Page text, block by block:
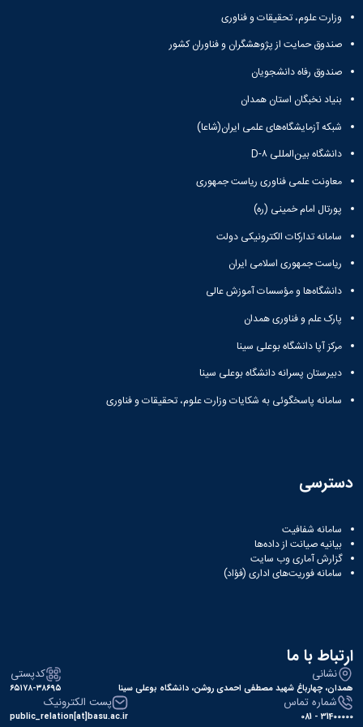
پژوهشی
معاونت
تحصیلات
تکمیلی
منتخب
هیات
ممیزی
کمیته
ترفیع
شورای
فرهنگی
آئین
نامه
ها
سمینارها
پایان
نامه
ها
آیین‌نامه‌های
معاونت
آموزشی
گروه
گروه
کامپیوتر
نشریات
پژوهش
مهندسی
صنایع
سیستم
تولید
Journal
of
Analysis
دفتر
کارآموزی
مرتبط
بنیاد
ملی
دانش
بنیان
نامه ها
فرآیندها
آئین
پژوهشی
فرم
های
پژوهشی
مهندسی
مکانیک
مهندسی
کامپیوتر
وزارت علوم، تحقیقات و فناوری
صندوق حمایت از پژوهشگران و فناوران کشور
صندوق رفاه دانشجویان
بنیاد نخبگان استان همدان
شبکه آزمایشگاه‌های علمی ایران(شاعا)
دانشگاه بین‌المللی D-۸
معاونت علمی فناوری ریاست جمهوری
پورتال امام خمینی (ره)
سامانه تدارکات الکترونیکی دولت
ریاست جمهوری اسلامی ایران
دانشگاه‌ها و مؤسسات آموزش عالی
پارک علم و فناوری همدان
مرکز آپا دانشگاه بوعلی سینا
دبیرستان پسرانه دانشگاه بوعلی سینا
سامانه پاسخگوئی به شکایات وزارت علوم، تحقیقات و فناوری
دسترسی
سامانه شفافیت
بیانیه صیانت از داده‌ها
گزارش آماری وب‌ سایت
سامانه فوریت‌های اداری (فؤاد)
ارتباط با ما
نشانی
همدان، چهارباغ شهید مصطفی احمدی روشن، دانشگاه بوعلی سینا
کدپستی
۶۵۱۷۸-۳۸۶۹۵
شماره تماس
31400000 - 081
پست الکترونیک
public_relation[at]basu.ac.ir